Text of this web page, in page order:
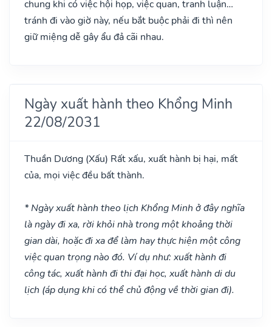
chung khi có việc hội họp, việc quan, tranh luận…
tránh đi vào giờ này, nếu bắt buộc phải đi thì nên
giữ miệng dễ gây ẩu đả cãi nhau.
Ngày xuất hành theo Khổng Minh
22/08/2031
Thuần Dương (Xấu) Rất xấu, xuất hành bị hại, mất
của, mọi việc đều bất thành.
* Ngày xuất hành theo lịch Khổng Minh ở đây nghĩa
là ngày đi xa, rời khỏi nhà trong một khoảng thời
gian dài, hoặc đi xa để làm hay thực hiện một công
việc quan trọng nào đó. Ví dụ như: xuất hành đi
công tác, xuất hành đi thi đại học, xuất hành di du
lịch (áp dụng khi có thể chủ động về thời gian đi).